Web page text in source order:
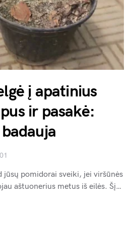
į apatinius
ir pasakė:
pomidorai sveiki, jei viršūnės
aštuonerius metus iš eilės. Šį…